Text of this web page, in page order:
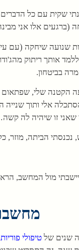
שקית עם כל הדברים
(ברגעים אלו אני
שנועה שיחקה (עם
ללמד אותך ריתוק
בביטחון.
הקטנה שלי, שפתאום
הסתכלה אלי ותוך
שאני זו שיהיה לה
נכנסתי הביתה,
מול המחשב,
שנים של טיפולי פוריות